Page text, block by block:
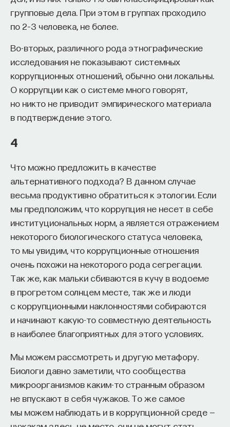
групповые дела. При этом в группах проходило
по 2–3 человека, не более.
Во-вторых, различного рода этнографические
исследования не показывают системных
коррупционных отношений, обычно они локальны.
О коррупции как о системе много говорят,
но никто не приводит эмпирического материала
в подтверждение этого.
4
Что можно предложить в качестве
альтернативного подхода? В данном случае
весьма продуктивно обратиться к этологии. Если
мы предположим, что коррупция не несет в себе
институциональных норм, а является отражением
некоторого биологического статуса человека,
то мы увидим, что коррупционные отношения
очень похожи на некоторого рода сегрегации.
Так же, как мальки сбиваются в кучу в водоеме
в прогретом солнцем месте, так же и люди
с коррупционными наклонностями собираются
и начинают какую-то совместную деятельность
в наиболее благоприятных для этого условиях.
Мы можем рассмотреть и другую метафору.
Биологи давно заметили, что сообщества
микроорганизмов каким-то странным образом
не впускают в себя чужаков. То же самое
мы можем наблюдать и в коррупционной среде —
КУРС
Наука сна: как управлять
СОХРАНИТЬ КУРС
Внеси свой вклад в дело
просвещения!